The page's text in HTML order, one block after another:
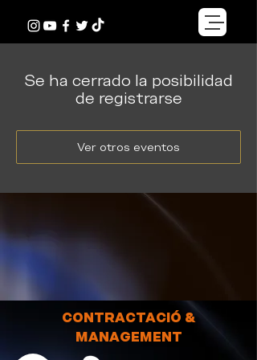
Se ha cerrado la posibilidad
de registrarse
Ver otros eventos
CONTRACTACIÓ &
MANAGEMENT